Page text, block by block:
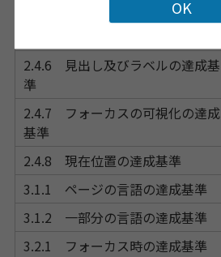
2.4.6 見出し及びラベルの達成基
準
2.4.7 フォーカスの可視化の達成
基準
2.4.8 現在位置の達成基準
3.1.1 ページの言語の達成基準
3.1.2 一部分の言語の達成基準
3.2.1 フォーカス時の達成基準